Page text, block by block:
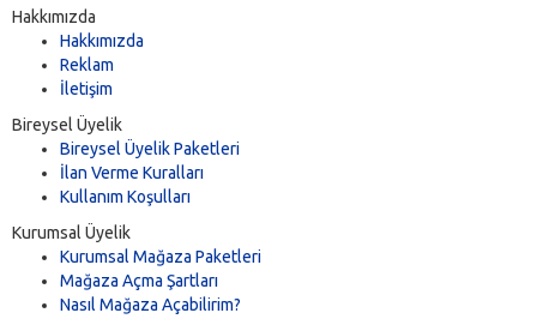
Hakkımızda
Hakkımızda
Reklam
İletişim
Bireysel Üyelik
Bireysel Üyelik Paketleri
İlan Verme Kuralları
Kullanım Koşulları
Kurumsal Üyelik
Kurumsal Mağaza Paketleri
Mağaza Açma Şartları
Nasıl Mağaza Açabilirim?